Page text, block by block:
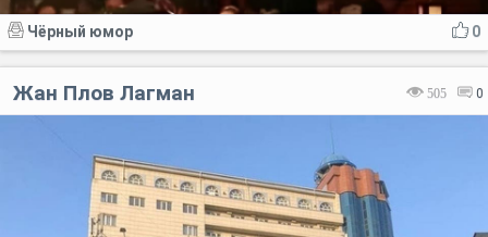
0
Чёрный юмор
505 0
Жан Плов Лагман